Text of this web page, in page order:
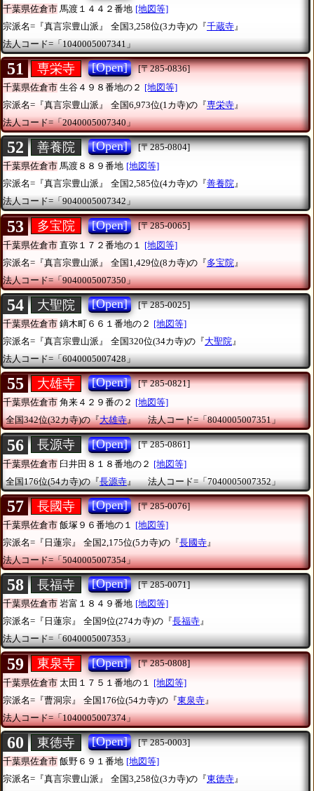
千葉県佐倉市 馬渡１４４２番地 [地図等]
宗派名=『真言宗豊山派』
全国3,258位(3カ寺)の『千蔵寺 』
法人コード=「1040005007341」
51 専栄寺 [Open]
[〒285-0836]
千葉県佐倉市 生谷４９８番地の２ [地図等]
宗派名=『真言宗豊山派』
全国6,973位(1カ寺)の『専栄寺』
法人コード=「2040005007340」
52 善養院 [Open]
[〒285-0804]
千葉県佐倉市 馬渡８８９番地 [地図等]
宗派名=『真言宗豊山派』
全国2,585位(4カ寺)の『善養院』
法人コード=「9040005007342」
53 多宝院 [Open]
[〒285-0065]
千葉県佐倉市 直弥１７２番地の１
[地図等]
宗派名=『真言宗豊山派』
全国1,429位(8カ寺)の『多宝院 』
法人コード=「9040005007350」
54 大聖院 [Open]
[〒285-0025]
千葉県佐倉市 鏑木町６６１番地の２ [地図等]
宗派名=『真言宗豊山派』
全国320位(34カ寺)の『大聖院』
法人コード=「6040005007428」
55 大雄寺 [Open]
[〒285-0821]
千葉県佐倉市 角来４２９番の２ [地図等]
全国342位(32カ寺)の『大雄寺』 法人コード=「8040005007351」
56 長源寺 [Open]
[〒285-0861]
千葉県佐倉市 臼井田８１８番地の２ [地図等]
全国176位(54カ寺)の『長源寺』 法人コード=「7040005007352」
57 長國寺 [Open]
[〒285-0076]
千葉県佐倉市 飯塚９６番地の１ [地図等]
宗派名=『日蓮宗』
全国2,175位(5カ寺)の『長國寺』
法人コード=「5040005007354」
58 長福寺 [Open]
[〒285-0071]
千葉県佐倉市 岩富１８４９番地 [地図等]
宗派名=『日蓮宗』
全国9位(274カ寺)の『長福寺』
法人コード=「6040005007353」
59 東泉寺 [Open]
[〒285-0808]
千葉県佐倉市 太田１７５１番地の１
[地図等]
宗派名=『曹洞宗』
全国176位(54カ寺)の『東泉寺 』
法人コード=「1040005007374」
60 東徳寺 [Open]
[〒285-0003]
千葉県佐倉市 飯野６９１番地 [地図等]
宗派名=『真言宗豊山派』
全国3,258位(3カ寺)の『東徳寺』